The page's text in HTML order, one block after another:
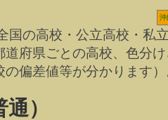
沖
の高校・公立高校・私
道府県ごとの高校、色分
偏差値等が分かります
）